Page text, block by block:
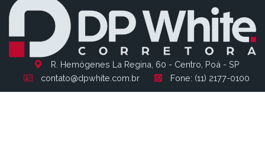
R. Hemógenes La Regina, 60 - Centro, Poá - SP
contato@dpwhite.com.br
Fone: (11) 2177-0100